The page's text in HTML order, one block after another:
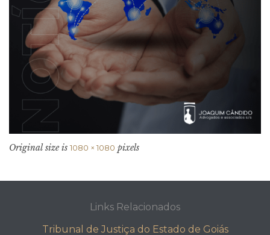
Original size is 1080 × 1080 pixels
Links Relacionados
Tribunal de Justiça do Estado de Goiás